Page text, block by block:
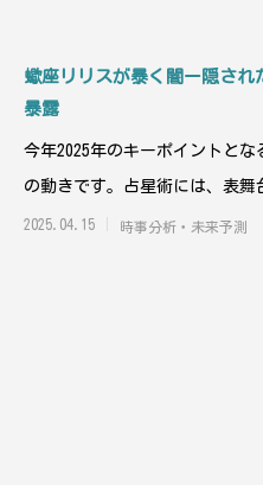
蠍座リリスが暴く闇ー隠され
暴露
今年2025年のキーポイントとな
の動きです。占星術には、表
部で静かに、
2025.04.15 時事分析・未来予測